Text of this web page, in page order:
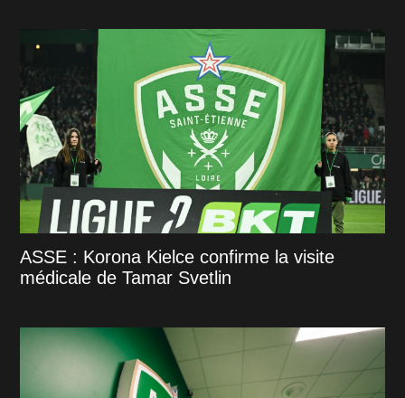
ASSE : Korona Kielce confirme la visite
médicale de Tamar Svetlin